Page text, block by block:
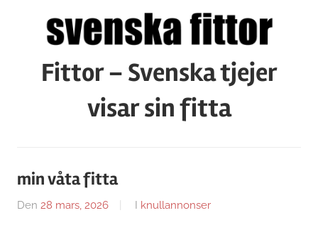
Fittor – Svenska tjejer
visar sin fitta
min våta fitta
Den 28 mars, 2026
Avknullannonser